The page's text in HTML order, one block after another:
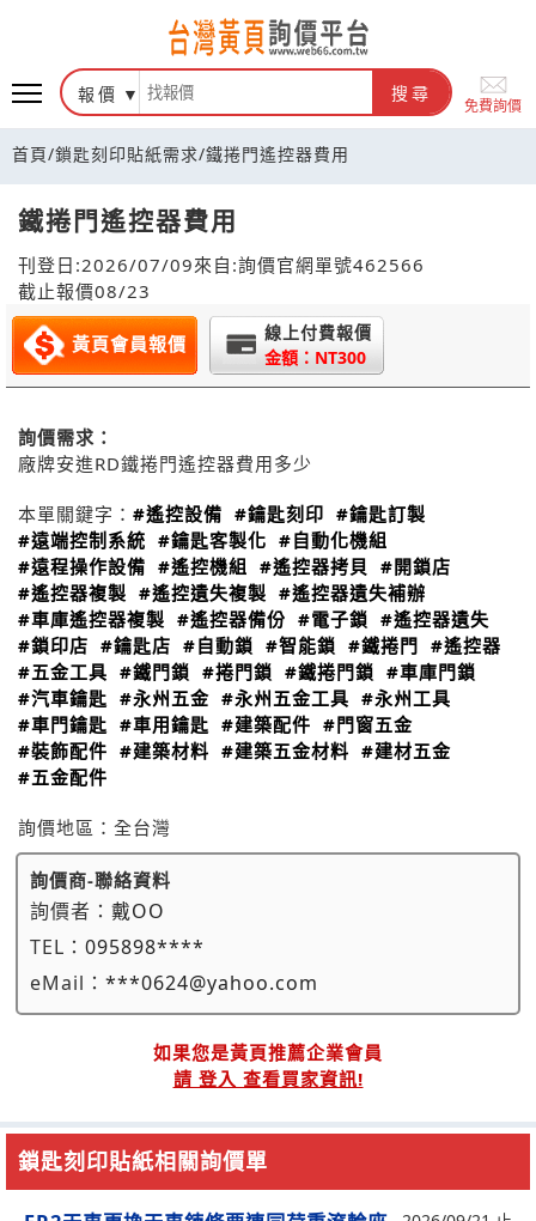
報價 搜尋
免費詢價
首頁/鎖匙刻印貼紙需求/鐵捲門遙控器費用
鐵捲門遙控器費用
刊登日:2026/07/09來自:詢價官網單號462566
截止報價08/23
黃頁會員報價
線上付費報價
金額：NT300
詢價需求：
廠牌安進RD鐵捲門遙控器費用多少
本單關鍵字： #遙控設備 #鑰匙刻印 #鑰匙訂製
#遠端控制系統 #鑰匙客製化 #自動化機組
#遠程操作設備 #遙控機組 #遙控器拷貝 #開鎖店
#遙控器複製 #遙控遺失複製 #遙控器遺失補辦
#車庫遙控器複製 #遙控器備份 #電子鎖 #遙控器遺失
#鎖印店 #鑰匙店 #自動鎖 #智能鎖 #鐵捲門 #遙控器
#五金工具 #鐵門鎖 #捲門鎖 #鐵捲門鎖 #車庫門鎖
#汽車鑰匙 #永州五金 #永州五金工具 #永州工具
#車門鑰匙 #車用鑰匙 #建築配件 #門窗五金
#裝飾配件 #建築材料 #建築五金材料 #建材五金
#五金配件
詢價地區： 全台灣
詢價商-聯絡資料
詢價者： 戴OO
TEL： 095898****
eMail： ***0624@yahoo.com
如果您是黃頁推薦企業會員
請 登入 查看買家資訊!
鎖匙刻印貼紙相關詢價單